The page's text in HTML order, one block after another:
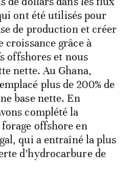
ont été utilisés pour
de production et créer
croissance grâce à
offshores et nous
nette. Au Ghana,
plus de 200% de
base nette. En
complété la
offshore en
qui a entraîné la plus
d’hydrocarbure de